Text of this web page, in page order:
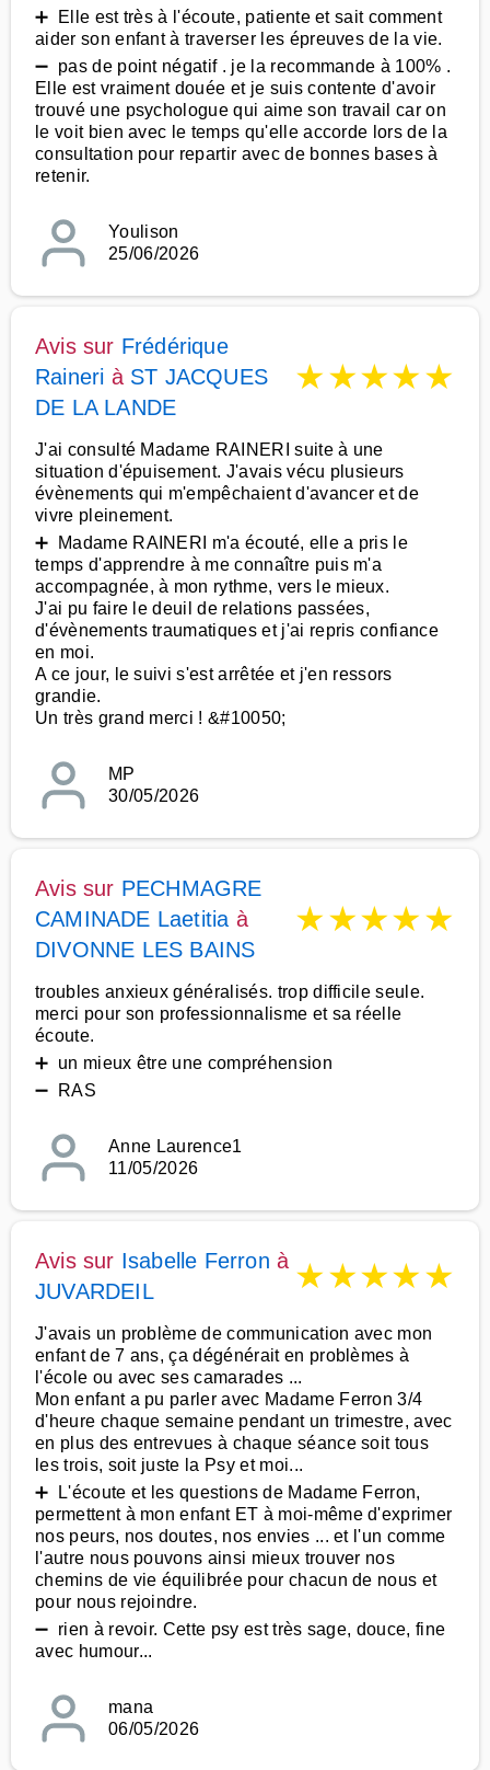
➕ Elle est très à l'écoute, patiente et sait comment
aider son enfant à traverser les épreuves de la vie.
➖ pas de point négatif . je la recommande à 100% .
Elle est vraiment douée et je suis contente d'avoir
trouvé une psychologue qui aime son travail car on
le voit bien avec le temps qu'elle accorde lors de la
consultation pour repartir avec de bonnes bases à
retenir.
Youlison
25/06/2026
Avis sur Frédérique
Raineri à ST JACQUES
DE LA LANDE
★★★★★
J'ai consulté Madame RAINERI suite à une
situation d'épuisement. J'avais vécu plusieurs
évènements qui m'empêchaient d'avancer et de
vivre pleinement.
➕ Madame RAINERI m'a écouté, elle a pris le
temps d'apprendre à me connaître puis m'a
accompagnée, à mon rythme, vers le mieux.
J'ai pu faire le deuil de relations passées,
d'évènements traumatiques et j'ai repris confiance
en moi.
A ce jour, le suivi s'est arrêtée et j'en ressors
grandie.
Un très grand merci ! &#10050;
MP
30/05/2026
Avis sur PECHMAGRE
CAMINADE Laetitia à
DIVONNE LES BAINS
★★★★★
troubles anxieux généralisés. trop difficile seule.
merci pour son professionnalisme et sa réelle
écoute.
➕ un mieux être une compréhension
➖ RAS
Anne Laurence1
11/05/2026
Avis sur Isabelle Ferron à
JUVARDEIL
★★★★★
J'avais un problème de communication avec mon
enfant de 7 ans, ça dégénérait en problèmes à
l'école ou avec ses camarades ...
Mon enfant a pu parler avec Madame Ferron 3/4
d'heure chaque semaine pendant un trimestre, avec
en plus des entrevues à chaque séance soit tous
les trois, soit juste la Psy et moi...
➕ L'écoute et les questions de Madame Ferron,
permettent à mon enfant ET à moi-même d'exprimer
nos peurs, nos doutes, nos envies ... et l'un comme
l'autre nous pouvons ainsi mieux trouver nos
chemins de vie équilibrée pour chacun de nous et
pour nous rejoindre.
➖ rien à revoir. Cette psy est très sage, douce, fine
avec humour...
mana
06/05/2026